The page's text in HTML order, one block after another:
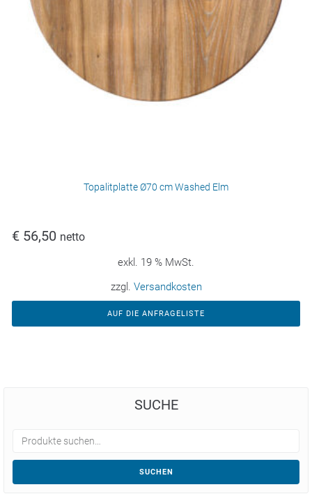
Topalitplatte Ø70 cm Washed Elm
€ 56,50 netto
exkl. 19 % MwSt.
zzgl. Versandkosten
AUF DIE ANFRAGELISTE
SUCHE
SUCHEN